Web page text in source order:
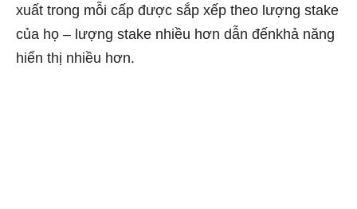
xuất trong mỗi cấp được sắp xếp theo lượng stake
của họ – lượng stake nhiều hơn dẫn đếnkhả năng
hiển thị nhiều hơn.